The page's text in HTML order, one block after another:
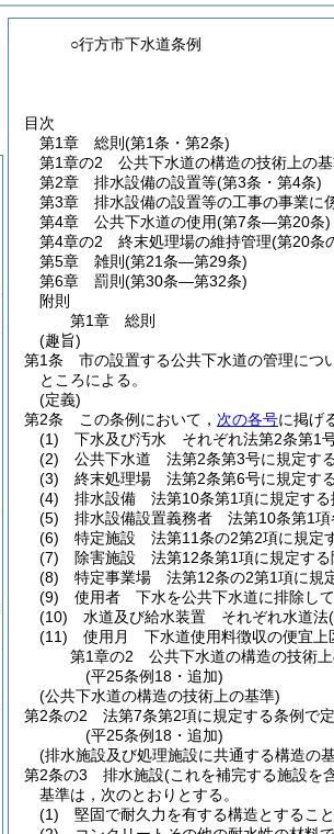
○行方市下水道条例
目次
第1章
総則 (第1条・第2条)
第1章の2
公共下水道の構造の技術上の
第2章
排水設備の設置等(第3条・第4条)
第3章
排水設備の設置等の工事の事業に
第4章
公共下水道の使用(第7条―第20条)
第4章の2
終末処理場の維持管理(第20条
第5章
雑則 (第21条―第29条)
第6章
罰則 (第30条―第32条)
附則
第1章
総則
(趣旨)
第1条
市の設置する公共下水道の管理につ
ところによる。
(定義)
第2条
この条例において， 次の各号に掲げ
(1)
下水及び汚水 それぞれ法第2条第1
(2)
公共下水道 法第2条第3号に規定する
(3)
終末処理場 法第2条第6号に規定する
(4)
排水設備 法第10条第1項に規定する
(5)
排水設備設置義務者 法第10条第1項
(6)
特定施設 法第11条の2第2項に規定
(7)
除害施設 法第12条第1項に規定する
(8)
特定事業場 法第12条の2第1項に規
(9)
使用者 下水を公共下水道に排除して
(10)
水道及び給水装置 それぞれ水道法
(11)
使用月 下水道使用料徴収の便宜上
第1章の2
公共下水道の構造の技術
(平25条例18・追加)
(公共下水道の構造の技術上の基準)
第2条の2
法第7条第2項に規定する条例で
(平25条例18・追加)
(排水施設及び処理施設に共通する構造の
第2条の3
排水施設(これを補完する施設を
基準は，次のとおりとする。
(1)
堅固で耐久力を有する構造とすること